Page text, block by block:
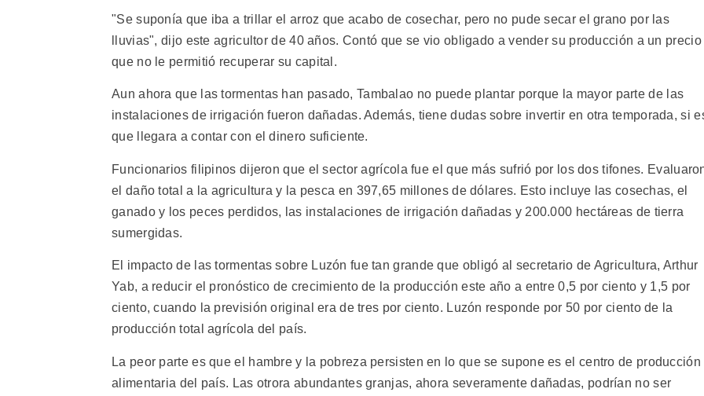
"Se suponía que iba a trillar el arroz que acabo de cosechar, pero no pude secar el grano por las
lluvias", dijo este agricultor de 40 años. Contó que se vio obligado a vender su producción a un precio
que no le permitió recuperar su capital.
Aun ahora que las tormentas han pasado, Tambalao no puede plantar porque la mayor parte de las
instalaciones de irrigación fueron dañadas. Además, tiene dudas sobre invertir en otra temporada, si
que llegara a contar con el dinero suficiente.
Funcionarios filipinos dijeron que el sector agrícola fue el que más sufrió por los dos tifones.
el daño total a la agricultura y la pesca en 397,65 millones de dólares. Esto incluye las cosechas, el
ganado y los peces perdidos, las instalaciones de irrigación dañadas y 200.000 hectáreas de tierra
sumergidas.
El impacto de las tormentas sobre Luzón fue tan grande que obligó al secretario de Agricultura, Arthur
Yab, a reducir el pronóstico de crecimiento de la producción este año a entre 0,5 por ciento y 1,5 por
ciento, cuando la previsión original era de tres por ciento. Luzón responde por 50 por ciento de la
producción total agrícola del país.
La peor parte es que el hambre y la pobreza persisten en lo que se supone es el centro de producción
alimentaria del país. Las otrora abundantes granjas, ahora severamente dañadas, podrían no ser